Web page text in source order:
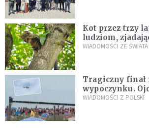
Kot przez trzy
ludziom,
kaczki. W końcu
WIADOMOŚCI ZE ŚWIATA
Tragiczny
wypoczynku.
zarzuty
WIADOMOŚCI Z POLSKI